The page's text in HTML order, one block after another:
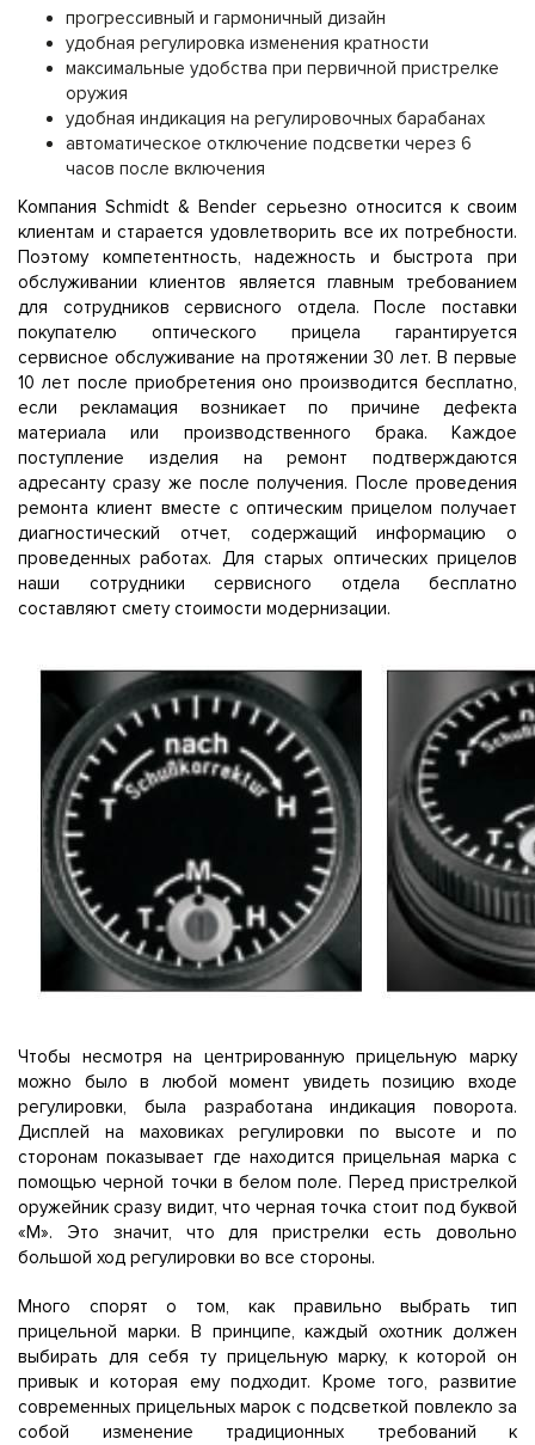
прогрессивный и гармоничный дизайн
удобная регулировка изменения кратности
максимальные удобства при первичной пристрелке
оружия
удобная индикация на регулировочных барабанах
автоматическое отключение подсветки через 6
часов после включения
Компания Schmidt & Bender серьезно относится к своим
клиентам и старается удовлетворить все их потребности.
Поэтому компетентность, надежность и быстрота при
обслуживании клиентов является главным требованием
для сотрудников сервисного отдела. После поставки
покупателю оптического прицела гарантируется
сервисное обслуживание на протяжении 30 лет. В первые
10 лет после приобретения оно производится бесплатно,
если рекламация возникает по причине дефекта
материала или производственного брака. Каждое
поступление изделия на ремонт подтверждаются
адресанту сразу же после получения. После проведения
ремонта клиент вместе с оптическим прицелом получает
диагностический отчет, содержащий информацию о
проведенных работах. Для старых оптических прицелов
наши сотрудники сервисного отдела бесплатно
составляют смету стоимости модернизации.
Чтобы несмотря на центрированную прицельную марку
можно было в любой момент увидеть позицию входе
регулировки, была разработана индикация поворота.
Дисплей на маховиках регулировки по высоте и по
сторонам показывает где находится прицельная марка с
помощью черной точки в белом поле. Перед пристрелкой
оружейник сразу видит, что черная точка стоит под буквой
«М». Это значит, что для пристрелки есть довольно
большой ход регулировки во все стороны.
Много спорят о том, как правильно выбрать тип
прицельной марки. В принципе, каждый охотник должен
выбирать для себя ту прицельную марку, к которой он
привык и которая ему подходит. Кроме того, развитие
современных прицельных марок с подсветкой повлекло за
собой изменение традиционных требований к